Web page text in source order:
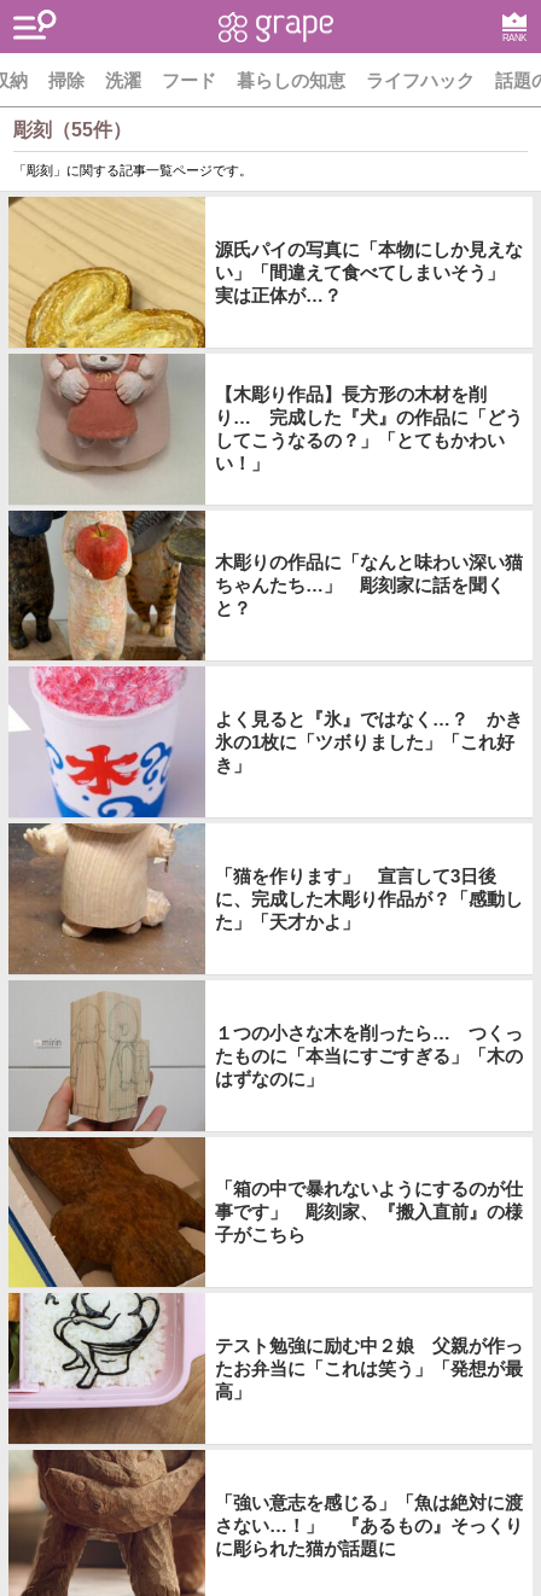
RANK
納 掃除 洗濯 フード 暮らしの知恵 ライフハック 話題
彫刻（55件）
「彫刻」に関する記事一覧ページです。
源氏パイの写真に「本物にしか見えな
い」「間違えて食べてしまいそう」
実は正体が…？
【木彫り作品】長方形の木材を削
り… 完成した『犬』の作品に「どう
してこうなるの？」「とてもかわい
い！」
木彫りの作品に「なんと味わい深い猫
ちゃんたち…」 彫刻家に話を聞く
と？
よく見ると『氷』ではなく…？ かき
氷の1枚に「ツボりました」「これ好
き」
「猫を作ります」 宣言して3日後
に、完成した木彫り作品が？「感動し
た」「天才かよ」
１つの小さな木を削ったら… つくっ
たものに「本当にすごすぎる」「木の
はずなのに」
「箱の中で暴れないようにするのが仕
事です」 彫刻家、『搬入直前』の様
子がこちら
テスト勉強に励む中２娘 父親が作っ
たお弁当に「これは笑う」「発想が最
高」
「強い意志を感じる」「魚は絶対に渡
さない…！」 『あるもの』そっくり
に彫られた猫が話題に